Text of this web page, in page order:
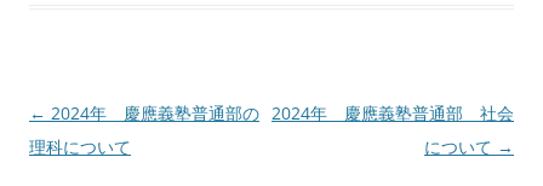
投
稿
← 2024年 慶應義塾普通部の
理科について
2024年 慶應義塾普通部 社会
について →